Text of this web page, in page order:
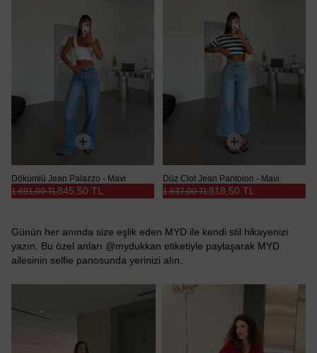
Dökümlü Jean Palazzo - Mavi
845,50 TL
1.691,00 TL
Düz Clot Jean Pantolon - Mavi
818,50 TL
1.637,00 TL
Günün her anında size eşlik eden MYD ile kendi stil hikayenizi
yazın. Bu özel anları @mydukkan etiketiyle paylaşarak MYD
ailesinin selfie panosunda yerinizi alın.